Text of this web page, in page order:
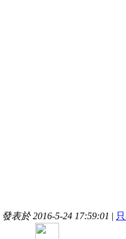
發表於 2016-5-24 17:59:01 |